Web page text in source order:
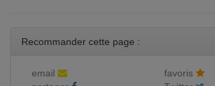
Recommander cette page :
email
favoris